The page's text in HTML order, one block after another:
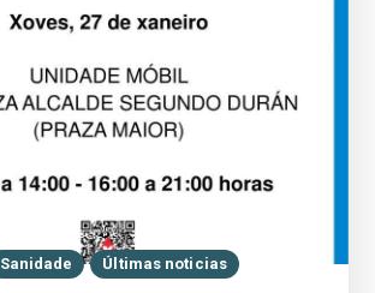
Sanidade Últimas noticias